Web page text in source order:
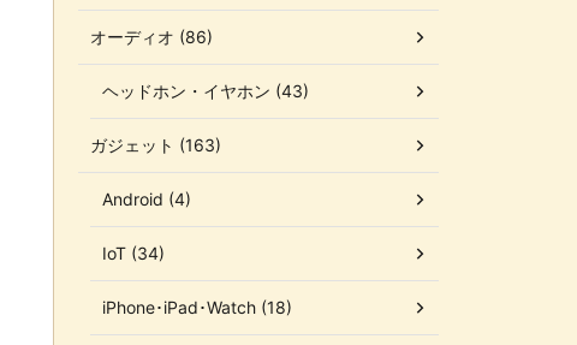
オーディオ (86)
ヘッドホン・イヤホン (43)
ガジェット (163)
Android (4)
IoT (34)
iPhone･iPad･Watch (18)